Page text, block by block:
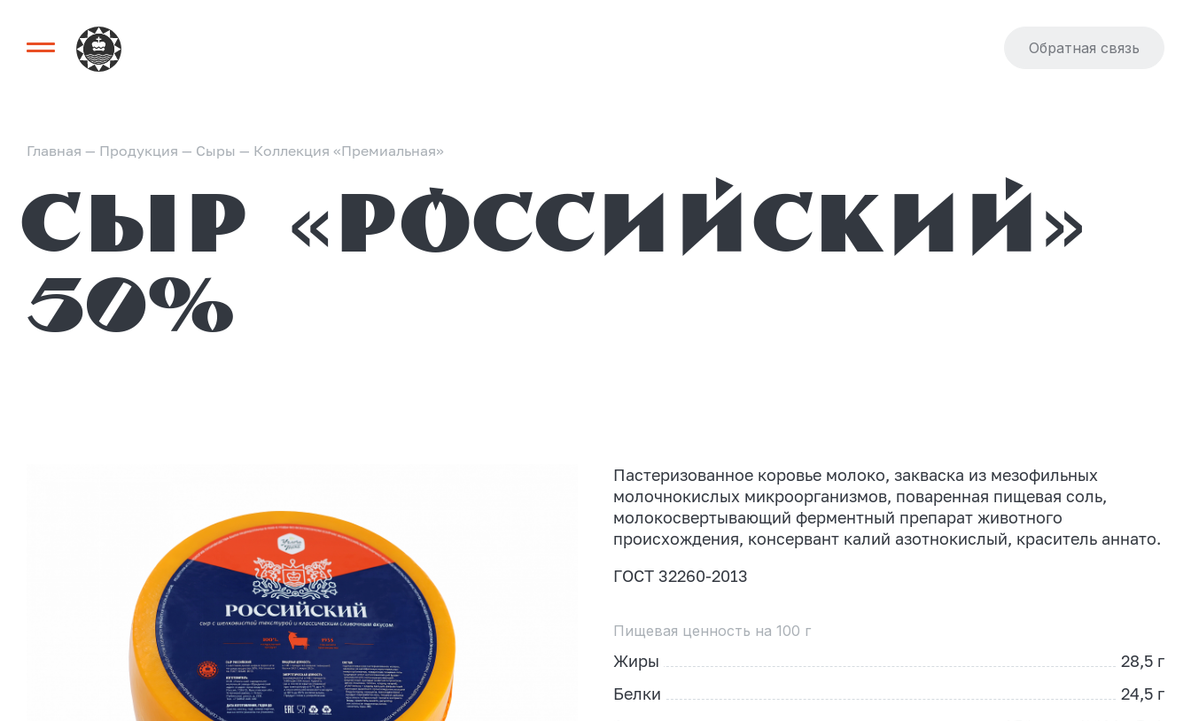
Обратная связь
Главная — Продукция — Сыры — Коллекция «Премиальная»
Сыр «Российский»
50%
Пастеризованное коровье молоко, закваска из мезофильных
молочнокислых микроорганизмов, поваренная пищевая соль,
молокосвертывающий ферментный препарат животного
происхождения, консервант калий азотнокислый, краситель аннато.
ГОСТ 32260-2013
Пищевая ценность на 100 г
Жиры
28,5 г
Белки
24,5 г